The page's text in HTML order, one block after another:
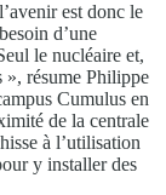
est donc le
d’une
le nucléaire et,
», résume Philippe
Cumulus en
de la centrale
à l’utilisation
y installer des